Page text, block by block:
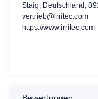
Staig, Deutschland,
vertrieb@irritec.com
https://www.irritec.com